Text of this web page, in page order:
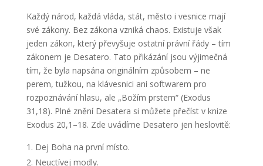
Každý národ, každá vláda, stát, město i vesnice mají
své zákony. Bez zákona vzniká chaos. Existuje však
jeden zákon, který převyšuje ostatní právní řády – tím
zákonem je Desatero. Tato přikázání jsou výjimečná
tím, že byla napsána originálním způsobem – ne
perem, tužkou, na klávesnici ani softwarem pro
rozpoznávání hlasu, ale „Božím prstem“ (Exodus
31,18). Plné znění Desatera si můžete přečíst v knize
Exodus 20,1–18. Zde uvádíme Desatero jen heslovitě:
Dej Boha na první místo.
Neuctívej modly.